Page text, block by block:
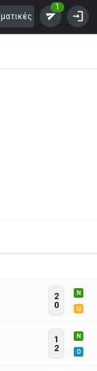
1
2
0
N
U
1
2
N
O